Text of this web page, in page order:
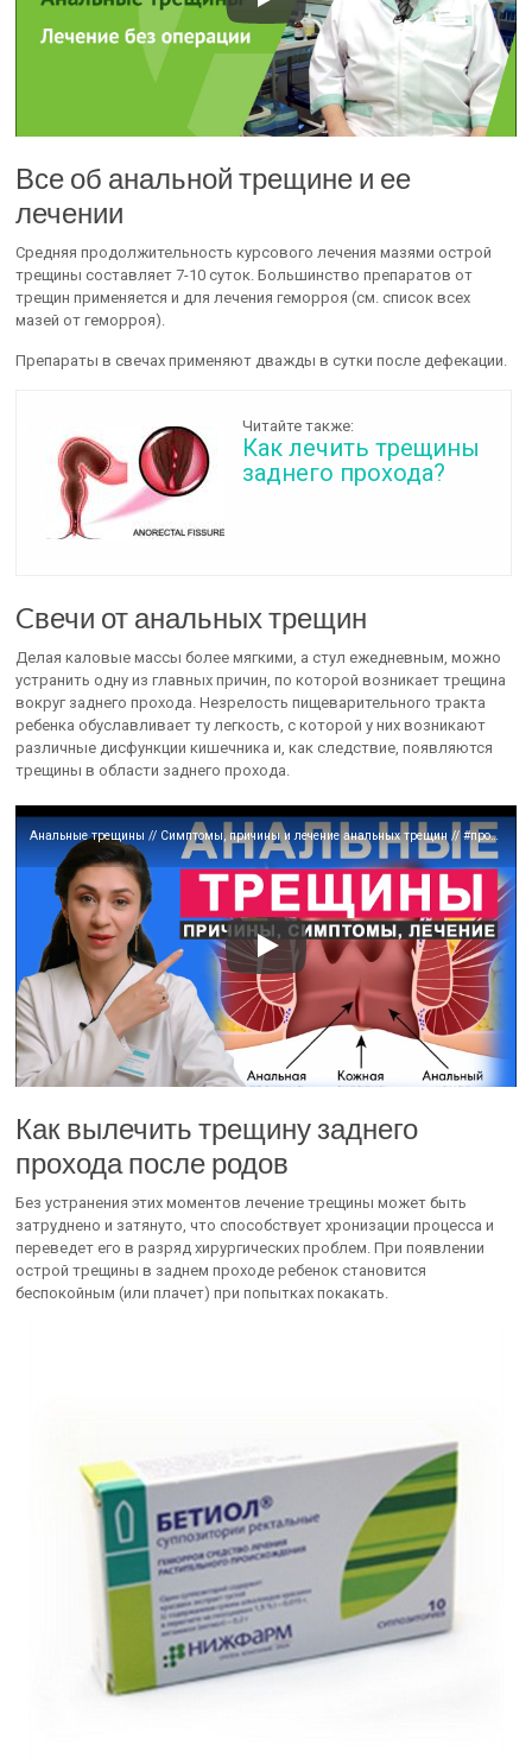
Все об анальной трещине и ее
лечении
Средняя продолжительность курсового лечения мазями острой
трещины составляет 7-10 суток. Большинство препаратов от
трещин применяется и для лечения геморроя (см. список всех
мазей от геморроя).
Препараты в свечах применяют дважды в сутки после дефекации.
Читайте также:
Как лечить трещины
заднего прохода?
Cвечи от анальных трещин
Делая каловые массы более мягкими, а стул ежедневным, можно
устранить одну из главных причин, по которой возникает трещина
вокруг заднего прохода. Незрелость пищеварительного тракта
ребенка обуславливает ту легкость, с которой у них возникают
различные дисфункции кишечника и, как следствие, появляются
трещины в области заднего прохода.
Анальные трещины // Симптомы, причины и лечение анальных трещин // #проктолог #онклиник
Как вылечить трещину заднего
прохода после родов
Без устранения этих моментов лечение трещины может быть
затруднено и затянуто, что способствует хронизации процесса и
переведет его в разряд хирургических проблем. При появлении
острой трещины в заднем проходе ребенок становится
беспокойным (или плачет) при попытках покакать.